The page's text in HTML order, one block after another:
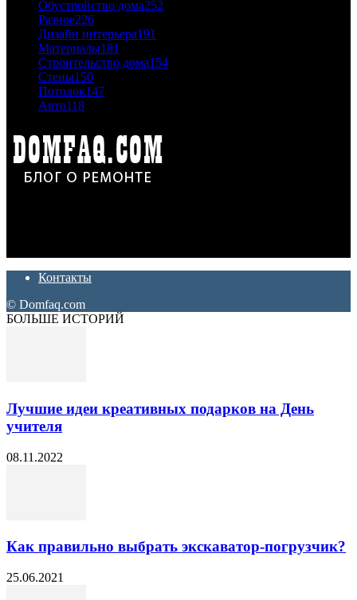
Обустройство дома252
Разное226
Дизайн интерьера191
Материалы181
Строительство дома154
Стены150
Потолок147
Авто118
Контакты
© Domfaq.com
БОЛЬШЕ ИСТОРИЙ
Лучшие идеи креативных подарков на День
учителя
08.11.2022
Как правильно выбрать экскаватор-погрузчик?
25.06.2021